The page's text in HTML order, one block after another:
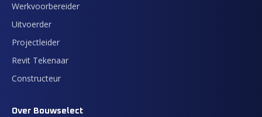
Werkvoorbereider
Uitvoerder
Projectleider
Revit Tekenaar
Constructeur
Over Bouwselect